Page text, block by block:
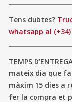
Tens dubtes?
whatsapp al (+34)
TEMPS
mateix dia que
màxim 15 dies a
fer la compra et